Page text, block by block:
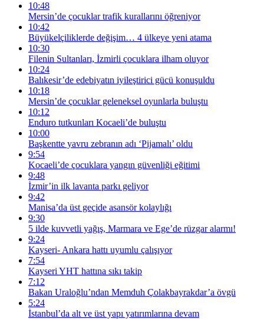
10:48
Mersin’de çocuklar trafik kurallarını öğreniyor
10:42
Büyükelçiliklerde değişim… 4 ülkeye yeni atama
10:30
Filenin Sultanları, İzmirli çocuklara ilham oluyor
10:24
Balıkesir’de edebiyatın iyileştirici gücü konuşuldu
10:18
Mersin’de çocuklar geleneksel oyunlarla buluştu
10:12
Enduro tutkunları Kocaeli’de buluştu
10:00
Başkentte yavru zebranın adı ‘Pijamalı’ oldu
9:54
Kocaeli’de çocuklara yangın güvenliği eğitimi
9:48
İzmir’in ilk lavanta parkı geliyor
9:42
Manisa’da üst geçide asansör kolaylığı
9:30
5 ilde kuvvetli yağış, Marmara ve Ege’de rüzgar alarmı!
9:24
Kayseri- Ankara hattı uyumlu çalışıyor
7:54
Kayseri YHT hattına sıkı takip
7:12
Bakan Uraloğlu’ndan Memduh Çolakbayrakdar’a övgü
5:24
İstanbul’da alt ve üst yapı yatırımlarına devam